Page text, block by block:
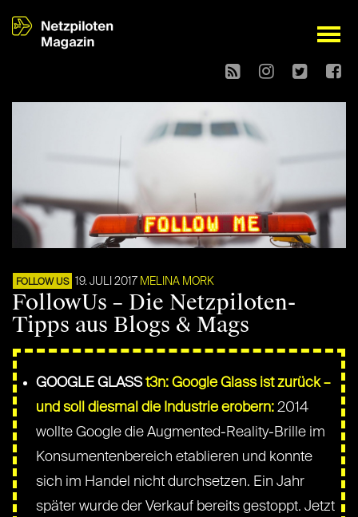
open
FOLLOW US 19. JULI 2017 MELINA MORK
FollowUs – Die Netzpiloten-
Tipps aus Blogs & Mags
GOOGLE GLASSt3n: Google Glass ist zurück –
und soll diesmal die Industrie erobern: 2014
wollte Google die Augmented-Reality-Brille im
Konsumentenbereich etablieren und konnte
sich im Handel nicht durchsetzen. Ein Jahr
später wurde der Verkauf bereits gestoppt. Jetzt